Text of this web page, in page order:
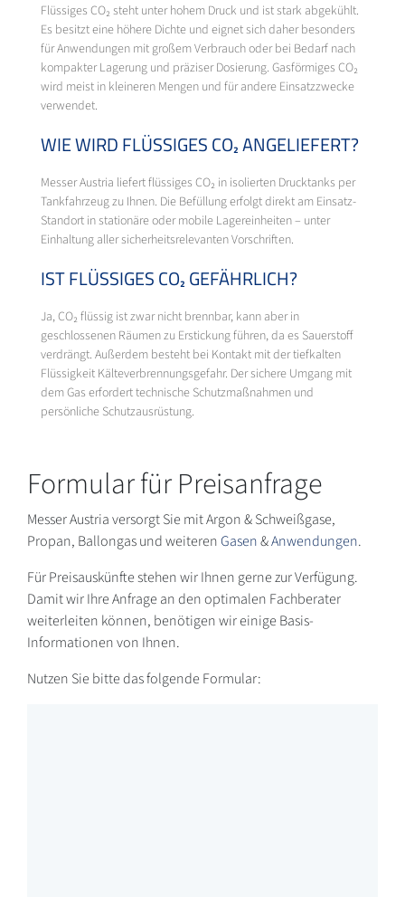
Flüssiges CO₂ steht unter hohem Druck und ist stark abgekühlt.
Es besitzt eine höhere Dichte und eignet sich daher besonders
für Anwendungen mit großem Verbrauch oder bei Bedarf nach
kompakter Lagerung und präziser Dosierung. Gasförmiges CO₂
wird meist in kleineren Mengen und für andere Einsatzzwecke
verwendet.
WIE WIRD FLÜSSIGES CO₂ ANGELIEFERT?
Messer Austria liefert flüssiges CO₂ in isolierten Drucktanks per
Tankfahrzeug zu Ihnen. Die Befüllung erfolgt direkt am Einsatz-
Standort in stationäre oder mobile Lagereinheiten – unter
Einhaltung aller sicherheitsrelevanten Vorschriften.
IST FLÜSSIGES CO₂ GEFÄHRLICH?
Ja, CO₂ flüssig ist zwar nicht brennbar, kann aber in
geschlossenen Räumen zu Erstickung führen, da es Sauerstoff
verdrängt. Außerdem besteht bei Kontakt mit der tiefkalten
Flüssigkeit Kälteverbrennungsgefahr. Der sichere Umgang mit
dem Gas erfordert technische Schutzmaßnahmen und
persönliche Schutzausrüstung.
Formular für Preisanfrage
Messer Austria versorgt Sie mit Argon & Schweißgase,
Propan, Ballongas und weiterenGasen&Anwendungen.
Für Preisauskünfte stehen wir Ihnen gerne zur Verfügung.
Damit wir Ihre Anfrage an den optimalen Fachberater
weiterleiten können, benötigen wir einige Basis-
Informationen von Ihnen.
Nutzen Sie bitte das folgende Formular: